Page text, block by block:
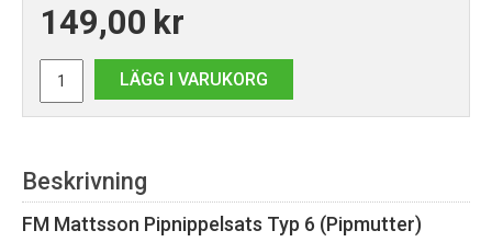
149,00 kr
LÄGG I VARUKORG
Beskrivning
FM Mattsson Pipnippelsats Typ 6 (Pipmutter)